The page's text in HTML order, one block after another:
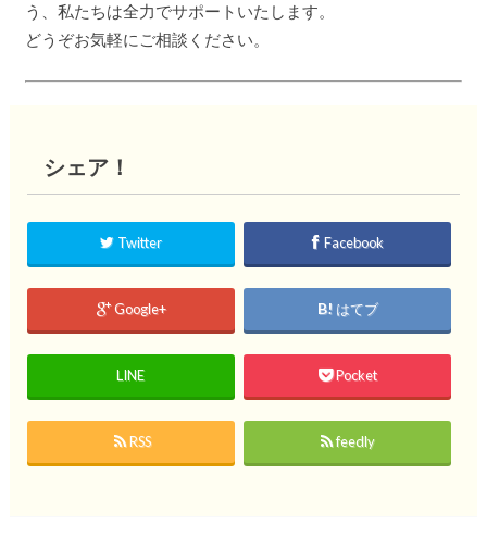
う、私たちは全力でサポートいたします。
どうぞお気軽にご相談ください。
シェア！
Twitter Facebook
Google+ はてブ
LINE Pocket
RSS feedly